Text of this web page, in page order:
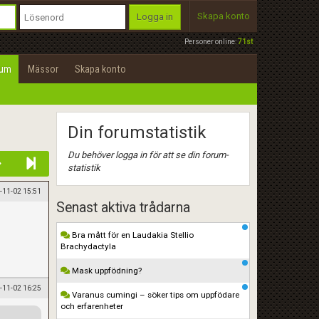
Personer online:71st
Logga in Skapa konto
Mässor Skapa konto
02 15:51
11-02 16:25
Din forumstatistik
Du behöver logga in för att se din forum-
statistik
Senast aktiva trådarna
Bra mått för en Laudakia Stellio
Brachydactyla
Mask uppfödning?
Varanus cumingi – söker tips om uppfödare
och erfarenheter